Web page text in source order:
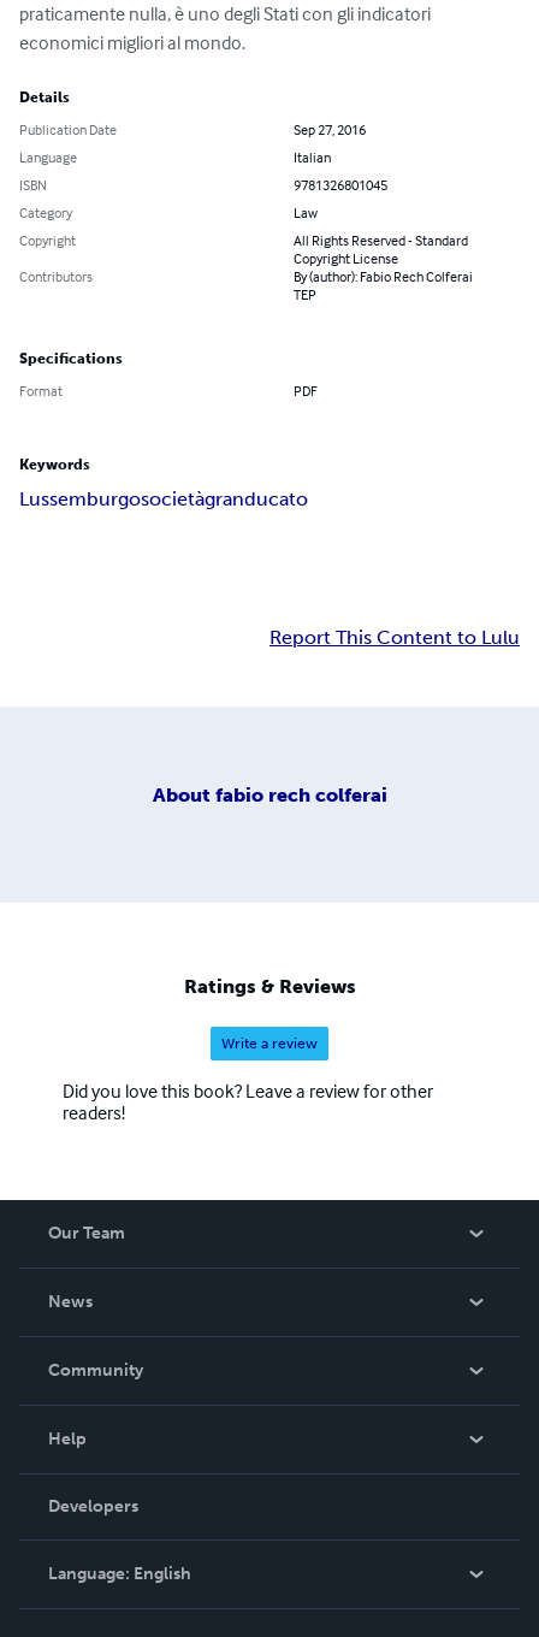
praticamente nulla, è uno degli Stati con gli indicatori
economici migliori al mondo.
Details
Publication Date
Sep 27, 2016
Language
Italian
ISBN
9781326801045
Category
Law
Copyright
All Rights Reserved - Standard
Copyright License
Contributors
By (author): Fabio Rech Colferai
TEP
Specifications
Format PDF
Keywords
Lussemburgosocietàgranducato
Report This Content to Lulu
About fabio rech colferai
Ratings & Reviews
Write a review
Did you love this book? Leave a review for other
readers!
Our Team
News
In The News
Community
Podcast
Help
Order Lookup
Knowledge Base
Contact Support
Developers
Language: English